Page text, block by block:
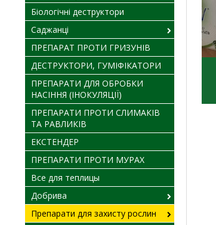
Біологічні деструктори
Саджанці
ПРЕПАРАТ ПРОТИ ГРИЗУНІВ
ДЕСТРУКТОРИ, ГУМІФІКАТОРИ
ПРЕПАРАТИ ДЛЯ ОБРОБКИ
НАСІННЯ (ІНОКУЛЯЦІЇ)
ПРЕПАРАТИ ПРОТИ СЛИМАКІВ
ТА РАВЛИКІВ
ЕКСТЕНДЕР
ПРЕПАРАТИ ПРОТИ МУРАХ
Все для теплицы
Добрива
Препарати для захисту рослин